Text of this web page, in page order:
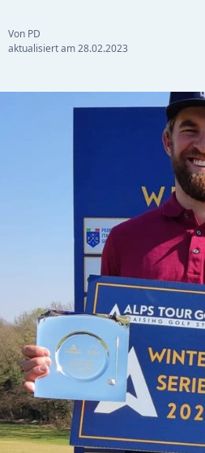
Von PD
aktualisiert am28.02.2023